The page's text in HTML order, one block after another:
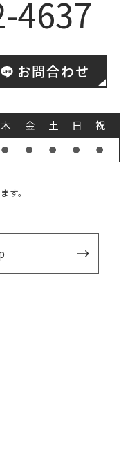
4637
お問合わせ
木 金 土 日 祝
● ● ● ● ●
す。